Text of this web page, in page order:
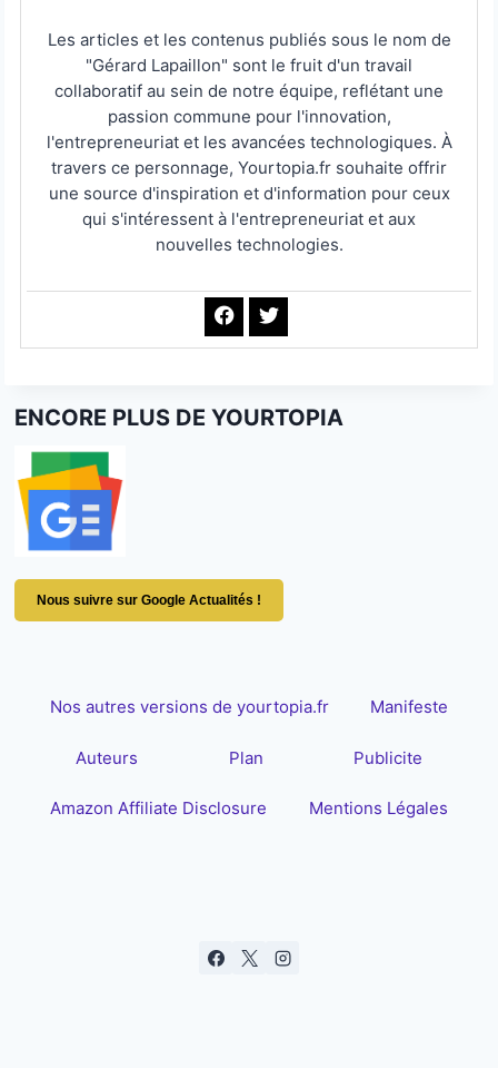
Les articles et les contenus publiés sous le nom de
"Gérard Lapaillon" sont le fruit d'un travail
collaboratif au sein de notre équipe, reflétant une
passion commune pour l'innovation,
l'entrepreneuriat et les avancées technologiques. À
travers ce personnage, Yourtopia.fr souhaite offrir
une source d'inspiration et d'information pour ceux
qui s'intéressent à l'entrepreneuriat et aux
nouvelles technologies.
ENCORE PLUS DE YOURTOPIA
Nous suivre sur Google Actualités !
Nos autres versions de yourtopia.fr Manifeste
Auteurs Plan Publicite
Amazon Affiliate Disclosure Mentions Légales